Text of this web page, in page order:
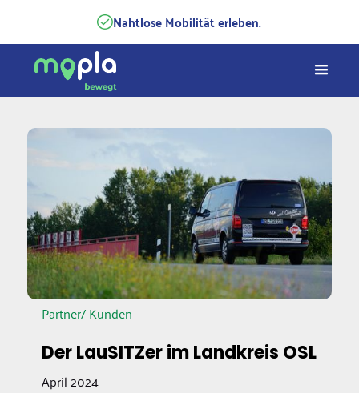
Nahtlose Mobilität erleben.
Partner/ Kunden
Der LauSITZer im Landkreis OSL
April 2024